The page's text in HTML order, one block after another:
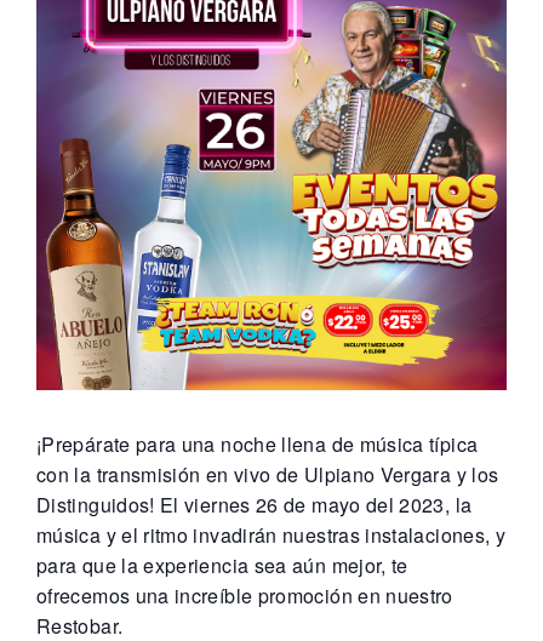
¡Prepárate para una noche llena de música típica
con la transmisión en vivo de Ulpiano Vergara y los
Distinguidos! El viernes 26 de mayo del 2023, la
música y el ritmo invadirán nuestras instalaciones, y
para que la experiencia sea aún mejor, te
ofrecemos una increíble promoción en nuestro
Restobar.